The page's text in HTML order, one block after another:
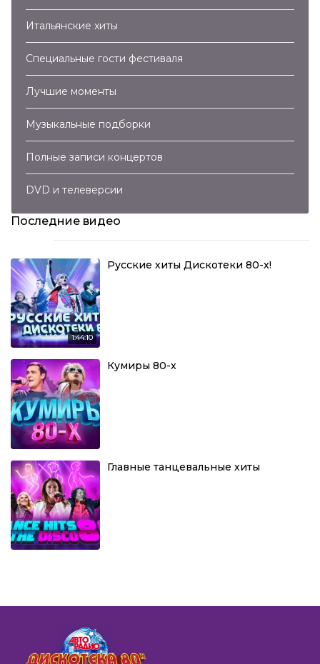
Итальянские хиты
Специальные гости фестиваля
Лучшие моменты
Музыкальные подборки
Полные записи концертов
DVD и телеверсии
Последние видео
1:44:10
Русские хиты Дискотеки 80-х!
Кумиры 80-х
Главные танцевальные хиты